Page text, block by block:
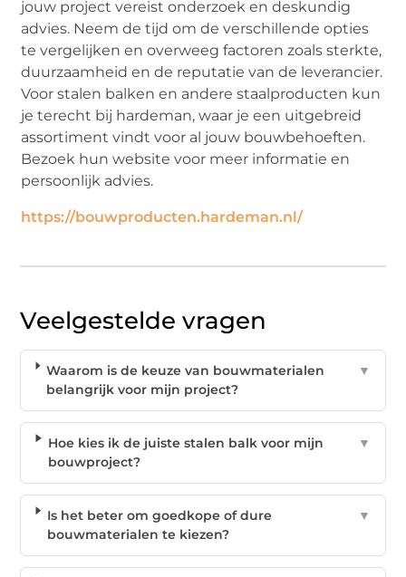
jouw project vereist onderzoek en deskundig
advies. Neem de tijd om de verschillende opties
te vergelijken en overweeg factoren zoals sterkte,
duurzaamheid en de reputatie van de leverancier.
Voor stalen balken en andere staalproducten kun
je terecht bij hardeman, waar je een uitgebreid
assortiment vindt voor al jouw bouwbehoeften.
Bezoek hun website voor meer informatie en
persoonlijk advies.
https://bouwproducten.hardeman.nl/
Veelgestelde vragen
Waarom is de keuze van bouwmaterialen
belangrijk voor mijn project?
▼
Hoe kies ik de juiste stalen balk voor mijn
bouwproject?
▼
Is het beter om goedkope of dure
bouwmaterialen te kiezen?
▼